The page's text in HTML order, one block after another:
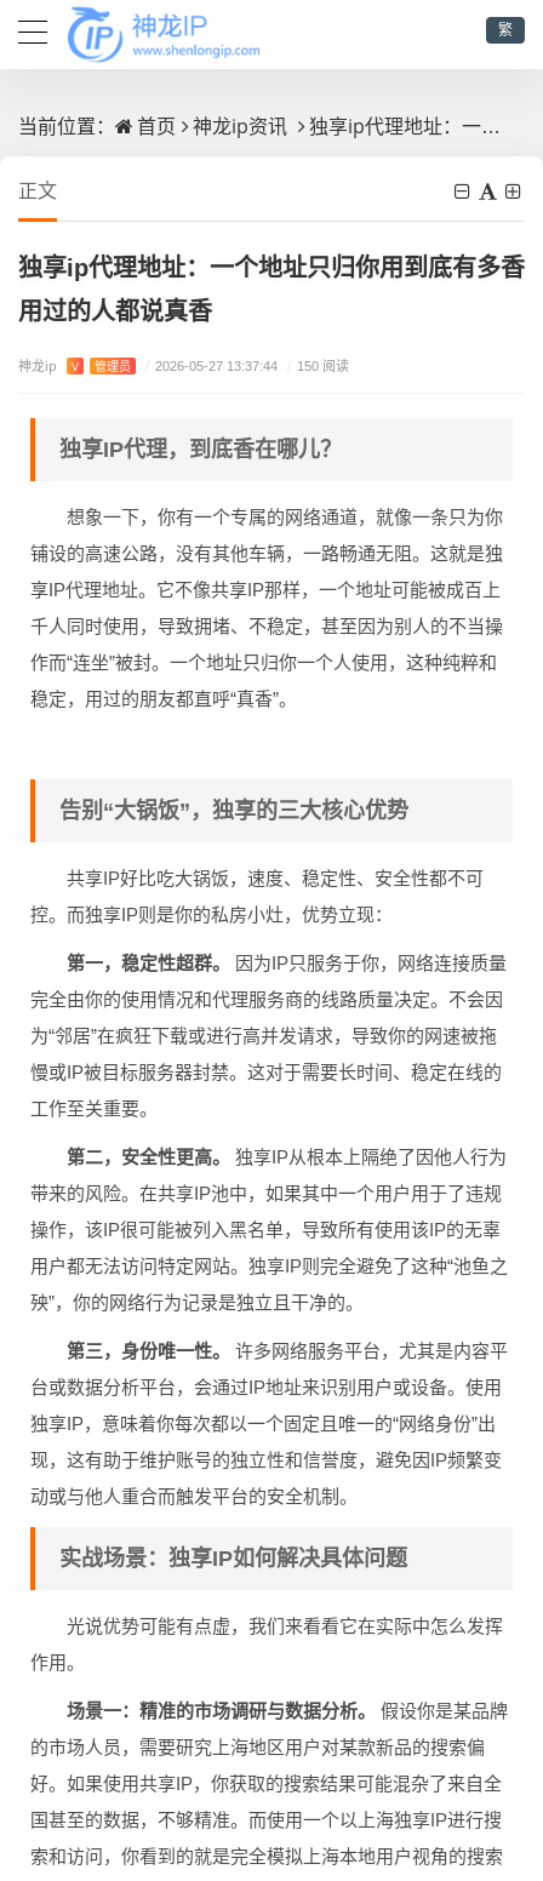
繁
当前位置： 首页 神龙ip资讯 独享ip代理地址：一个地址只归你用到底有多香用过的人都说真香
正文
独享ip代理地址：一个地址只归你用到底有多香
用过的人都说真香
神龙ip V 管理员 / 2026-05-27 13:37:44 / 150 阅读
独享IP代理，到底香在哪儿？
想象一下，你有一个专属的网络通道，就像一条只为你
铺设的高速公路，没有其他车辆，一路畅通无阻。这就是独
享IP代理地址。它不像共享IP那样，一个地址可能被成百上
千人同时使用，导致拥堵、不稳定，甚至因为别人的不当操
作而“连坐”被封。一个地址只归你一个人使用，这种纯粹和
稳定，用过的朋友都直呼“真香”。
告别“大锅饭”，独享的三大核心优势
共享IP好比吃大锅饭，速度、稳定性、安全性都不可
控。而独享IP则是你的私房小灶，优势立现：
第一，稳定性超群。
因为IP只服务于你，网络连接质量
完全由你的使用情况和代理服务商的线路质量决定。不会因
为“邻居”在疯狂下载或进行高并发请求，导致你的网速被拖
慢或IP被目标服务器封禁。这对于需要长时间、稳定在线的
工作至关重要。
第二，安全性更高。
独享IP从根本上隔绝了因他人行为
带来的风险。在共享IP池中，如果其中一个用户用于了违规
操作，该IP很可能被列入黑名单，导致所有使用该IP的无辜
用户都无法访问特定网站。独享IP则完全避免了这种“池鱼之
殃”，你的网络行为记录是独立且干净的。
第三，身份唯一性。
许多网络服务平台，尤其是内容平
台或数据分析平台，会通过IP地址来识别用户或设备。使用
独享IP，意味着你每次都以一个固定且唯一的“网络身份”出
现，这有助于维护账号的独立性和信誉度，避免因IP频繁变
动或与他人重合而触发平台的安全机制。
实战场景：独享IP如何解决具体问题
光说优势可能有点虚，我们来看看它在实际中怎么发挥
作用。
场景一：精准的市场调研与数据分析。
假设你是某品牌
的市场人员，需要研究上海地区用户对某款新品的搜索偏
好。如果使用共享IP，你获取的搜索结果可能混杂了来自全
国甚至的数据，不够精准。而使用一个以上海独享IP进行搜
索和访问，你看到的就是完全模拟上海本地用户视角的搜索